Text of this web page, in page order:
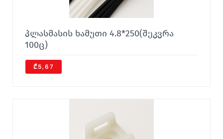
პლასმასის ხამუთი 4.8*250(შეკვრა
100ც)
₾5,67